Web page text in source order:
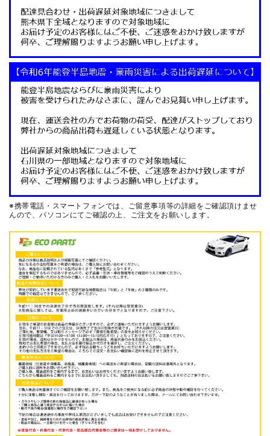
※携帯電話・スマートフォンでは、ご留意事項等の詳細をご確認頂けませ
んので、パソコンにてご確認の上、ご注文をお願いします。